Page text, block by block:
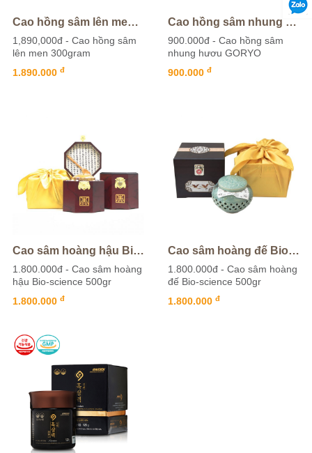
Cao hồng sâm lên men 300gram
1,890,000đ - Cao hồng sâm
lên men 300gram
1.890.000 đ
Cao hồng sâm nhung hươu GORYO
900.000đ - Cao hồng sâm
nhung hươu GORYO
900.000 đ
Cao sâm hoàng hậu Bio-science 500gr
1.800.000đ - Cao sâm hoàng
hậu Bio-science 500gr
1.800.000 đ
Cao sâm hoàng đế Bio-science 500gr
1.800.000đ - Cao sâm hoàng
đế Bio-science 500gr
1.800.000 đ